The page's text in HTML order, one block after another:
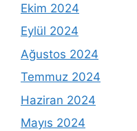
Ekim 2024
Eylül 2024
Ağustos 2024
Temmuz 2024
Haziran 2024
Mayıs 2024